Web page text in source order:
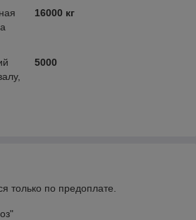
16000 кг
5000
только по предоплате.